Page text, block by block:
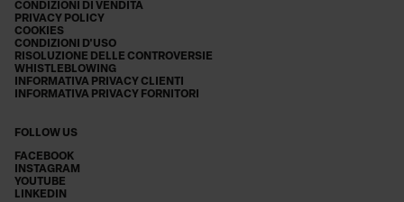
CONDIZIONI DI VENDITA
PRIVACY POLICY
COOKIES
CONDIZIONI D'USO
RISOLUZIONE DELLE CONTROVERSIE
WHISTLEBLOWING
INFORMATIVA PRIVACY CLIENTI
INFORMATIVA PRIVACY FORNITORI
FOLLOW US
FACEBOOK
INSTAGRAM
YOUTUBE
LINKEDIN